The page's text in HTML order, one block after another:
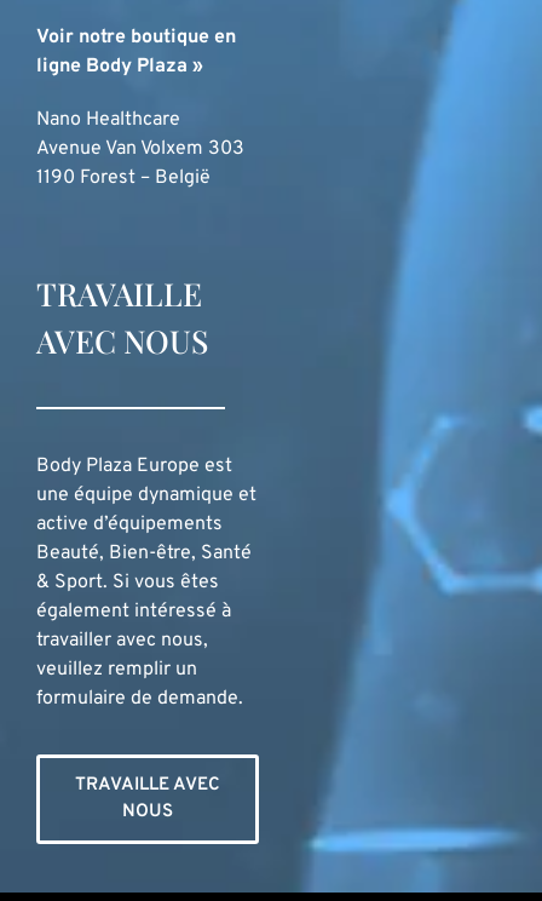
Voir notre boutique en
ligne Body Plaza »
Nano Healthcare
Avenue Van Volxem 303
1190 Forest – België
TRAVAILLE
AVEC NOUS
Body Plaza Europe est
une équipe dynamique et
active d’équipements
Beauté, Bien-être, Santé
& Sport. Si vous êtes
également intéressé à
travailler avec nous,
veuillez remplir un
formulaire de demande.
TRAVAILLE AVEC
NOUS